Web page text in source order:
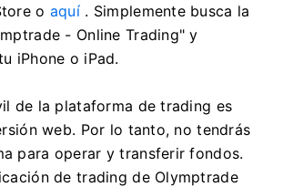
o aquí . Simplemente busca la
- Online Trading" y
iPhone o iPad.
de la plataforma de trading es
web. Por lo tanto, no tendrás
para operar y transferir fondos.
de trading de Olymptrade